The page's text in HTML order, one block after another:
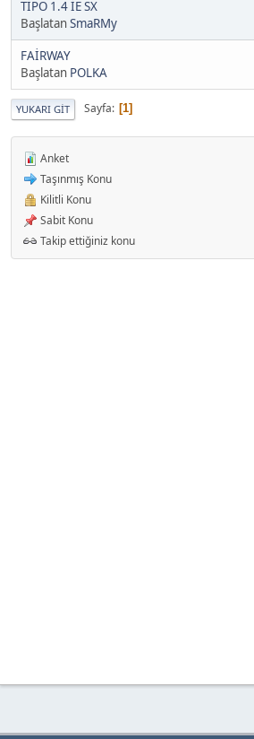
TİPO 1.4 İE SX
BaşlatanSmaRMy
FAİRWAY
Başlatan POLKA
YUKARI GIT Sayfa 1
Anket
Taşınmış Konu
Kilitli Konu
Sabit Konu
Takip ettiğiniz konu